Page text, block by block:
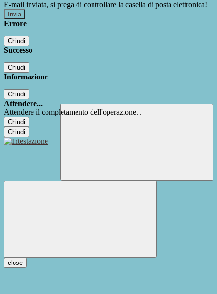
E-mail inviata, si prega di controllare la casella di posta elettronica!
Errore
Chiudi
Successo
Chiudi
Informazione
Chiudi
Attendere...
Attendere il completamento dell'operazione...
Chiudi
Chiudi
close